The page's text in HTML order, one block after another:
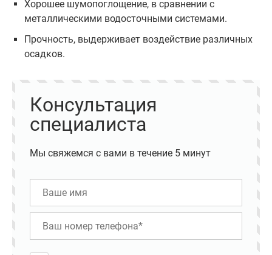
Хорошее шумопоглощение, в сравнении с
металлическими водосточными системами.
Прочность, выдерживает воздействие различных
осадков.
Консультация
специалиста
Мы свяжемся с вами в течение 5 минут